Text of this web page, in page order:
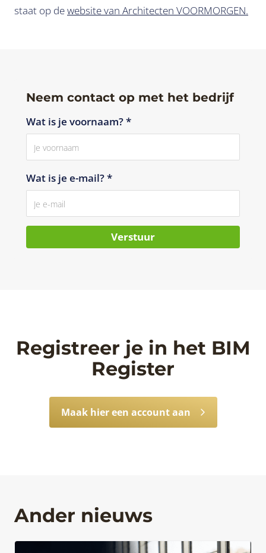
Neem contact op met het bedrijf
Wat is je voornaam? *
Wat is je e-mail? *
Verstuur
staat op dewebsite van Architecten VOORMORGEN.
Ander nieuws
Registreer je in het BIM
Register
Maak hier een account aan